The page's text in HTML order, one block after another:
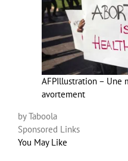
AFPIllustration – Une
avortement
by Taboola
Sponsored Links
You May Like